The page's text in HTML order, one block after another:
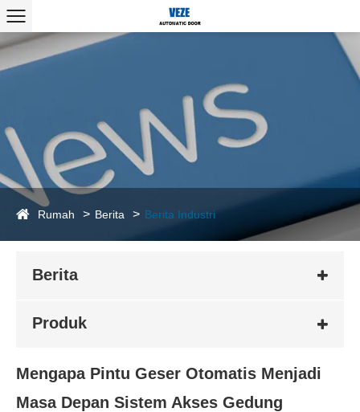
Rumah Berita Berita Industri
Berita
Produk
Mengapa Pintu Geser Otomatis Menjadi
Masa Depan Sistem Akses Gedung